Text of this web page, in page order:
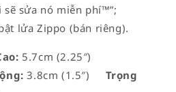
sửa nó miễn phí™”;
lửa Zippo (bán riêng).
5.7cm (2.25″)
3.8cm (1.5″)
Trọng